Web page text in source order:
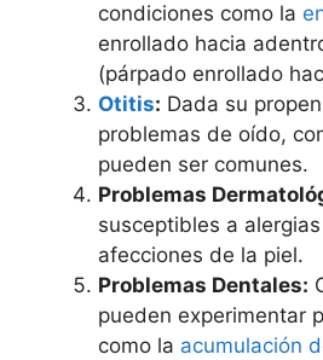
condiciones como la
enrollado hacia
(párpado enrollado
Otitis: Dada su
problemas de oído,
pueden ser comunes.
Problemas
susceptibles a
afecciones de la piel.
Problemas Dentales:
pueden experimentar
como la acumulación